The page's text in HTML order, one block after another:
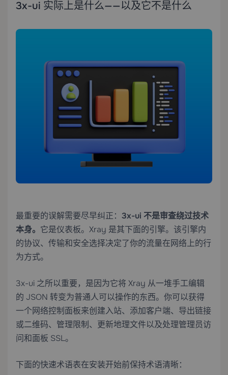
3x-ui 实际上是什么——以及它不是什么
最重要的误解需要尽早纠正： 3x-ui 不是审查绕过技术
本身。 它是仪表板。Xray 是其下面的引擎。该引擎内
的协议、传输和安全选择决定了你的流量在网络上的行
为方式。
3x-ui 之所以重要，是因为它将 Xray 从一堆手工编辑
的 JSON 转变为普通人可以操作的东西。你可以获得
一个网络控制面板来创建入站、添加客户端、导出链接
或二维码、管理限制、更新地理文件以及处理管理员访
问和面板 SSL。
下面的快速术语表在安装开始前保持术语清晰：